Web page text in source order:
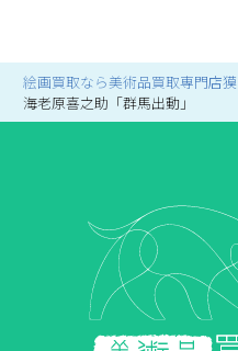
絵画買取なら美術品買取専門店獏
海老原喜之助「群馬出動」